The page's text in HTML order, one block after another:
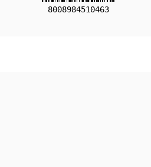
8008984510463